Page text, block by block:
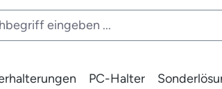
PC-Halter